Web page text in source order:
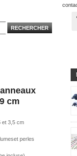
cm
et 3,5 cm
perles